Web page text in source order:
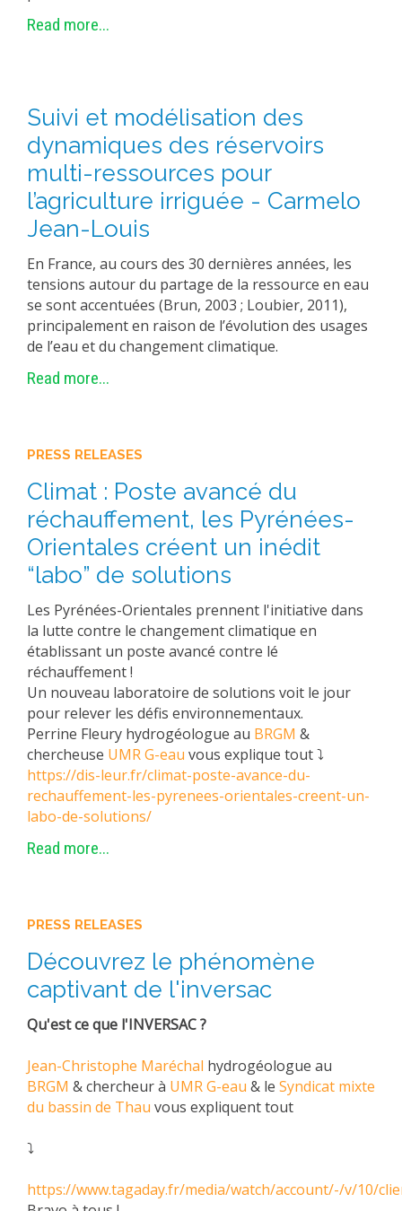
Read more...
Suivi et modélisation des
dynamiques des réservoirs
multi-ressources pour
l’agriculture irriguée - Carmelo
Jean-Louis
En France, au cours des 30 dernières années, les
tensions autour du partage de la ressource en eau
se sont accentuées (Brun, 2003 ; Loubier, 2011),
principalement en raison de l’évolution des usages
de l’eau et du changement climatique.
Read more...
PRESS RELEASES
Climat : Poste avancé du
réchauffement, les Pyrénées-
Orientales créent un inédit
“labo” de solutions
Les Pyrénées-Orientales prennent l'initiative dans
la lutte contre le changement climatique en
établissant un poste avancé contre lé
réchauffement !
Un nouveau laboratoire de solutions voit le jour
pour relever les défis environnementaux.
Perrine Fleury hydrogéologue au BRGM &
chercheuse UMR G-eau vous explique tout ⤵
https://dis-leur.fr/climat-poste-avance-du-
rechauffement-les-pyrenees-orientales-creent-un-
labo-de-solutions/
Read more...
PRESS RELEASES
Découvrez le phénomène
captivant de l'inversac
Qu'est ce que l'INVERSAC ?
Jean-Christophe Maréchal hydrogéologue au
BRGM & chercheur à UMR G-eau & le Syndicat mixte
du bassin de Thau vous expliquent tout
⤵
https://www.tagaday.fr/media/watch/account/-/v/10/